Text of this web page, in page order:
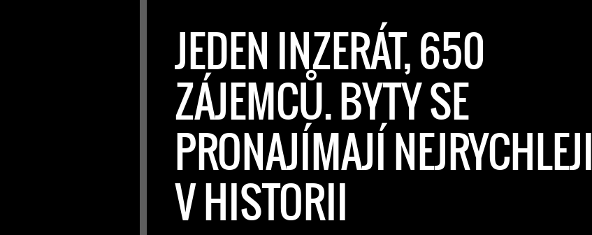
JEDEN INZERÁT, 650
ZÁJEMCŮ. BYTY SE
PRONAJÍMAJÍ NEJRYCHLEJI
V HISTORII